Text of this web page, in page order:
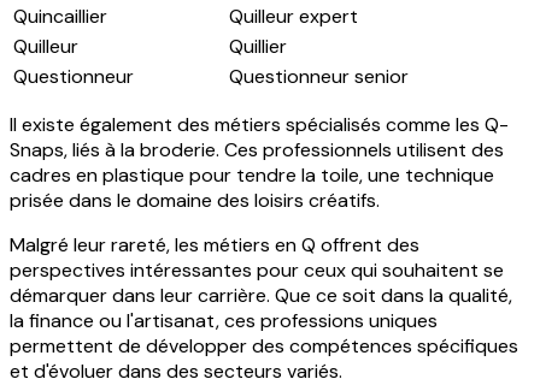
Quincaillier
Quilleur expert
Quilleur
Quillier
Questionneur
Questionneur senior
Il existe également des métiers spécialisés comme les Q-
Snaps, liés à la broderie. Ces professionnels utilisent des
cadres en plastique pour tendre la toile, une technique
prisée dans le domaine des loisirs créatifs.
Malgré leur rareté, les métiers en Q offrent des
perspectives intéressantes pour ceux qui souhaitent se
démarquer dans leur carrière. Que ce soit dans la qualité,
la finance ou l'artisanat, ces professions uniques
permettent de développer des compétences spécifiques
et d'évoluer dans des secteurs variés.